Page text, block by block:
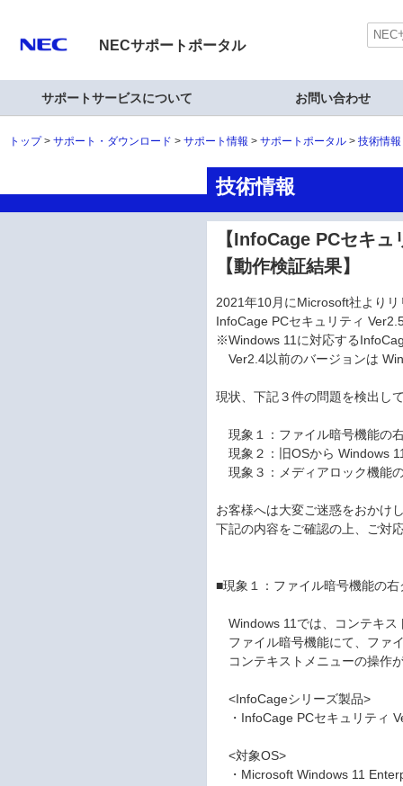
NECサポートポータル
サポートサービスについて お問い合わせ
トップ サポート・ダウンロード サポート情報 サポートポータル 技術情
技術情報
【InfoCage PCセキ
【動作検証結果】
2021年10月にMicrosoft社より
InfoCage PCセキュリティ
※Windows 11に対応する
Ver2.4以前のバージョンは
現状、下記３件の問題を検出し
現象１：ファイル暗号機能の
現象２：旧OSから Windows
現象３：メディアロック機能
お客様へは大変ご迷惑をおかけ
下記の内容をご確認の上、ご対
■現象１：ファイル暗号機能の
Windows 11では、コンテキス
ファイル暗号機能にて、ファ
コンテキストメニューの操作
<InfoCageシリーズ製品>
・InfoCage PCセキュリティ
<対象OS>
・Microsoft Windows 11